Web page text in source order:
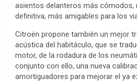
asientos delanteros más cómodos,
definitiva, más amigables para los
Citroën propone también un mejor
acústica del habitáculo, que se
motor, de la rodadura de los
conjunto con ello, una nueva
amortiguadores para mejorar el ya